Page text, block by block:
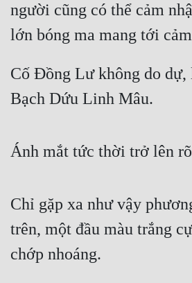
người cũng có thể cảm
lớn bóng ma mang tới
Cố Đồng Lư không do dự,
Bạch Dứu Linh Mâu.
Ánh mắt tức thời trở lên
Chỉ gặp xa như vậy
trên, một đầu màu trắng
chớp nhoáng.